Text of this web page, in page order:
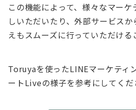
この機能によって、様々なマー
しいただいたり、外部サービス
えもスムーズに行っていただける
Toruyaを使ったLINEマーケティ
ートLiveの様子を参考にしてくだ